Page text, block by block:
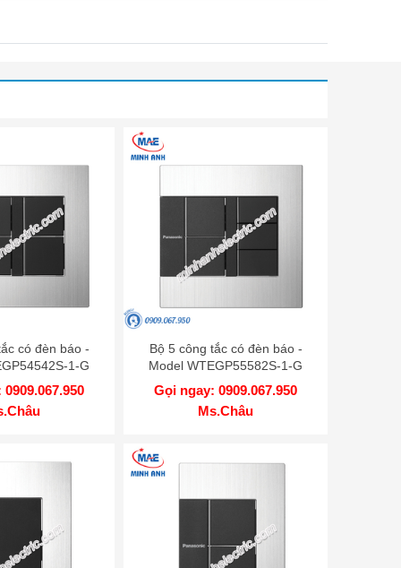
có đèn báo -
1-G
Bộ 5 công tắc có đèn báo -
Model WTEGP55582S-1-G
Gọi ngay: 0909.067.950
Ms.Châu